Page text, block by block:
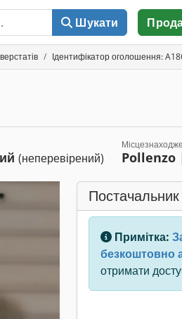
Шукати
Ідентифікатор оголошення:
(неперевірений) Pollenzo
Постачальник
Примітка:
безкоштовно
отримати